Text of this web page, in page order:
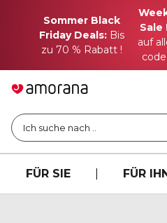
Sommer Black
Friday Deals: Bis
zu 70 % Rabatt !
Sale
auf
Ich suche nach ..
FÜR SIE FÜR